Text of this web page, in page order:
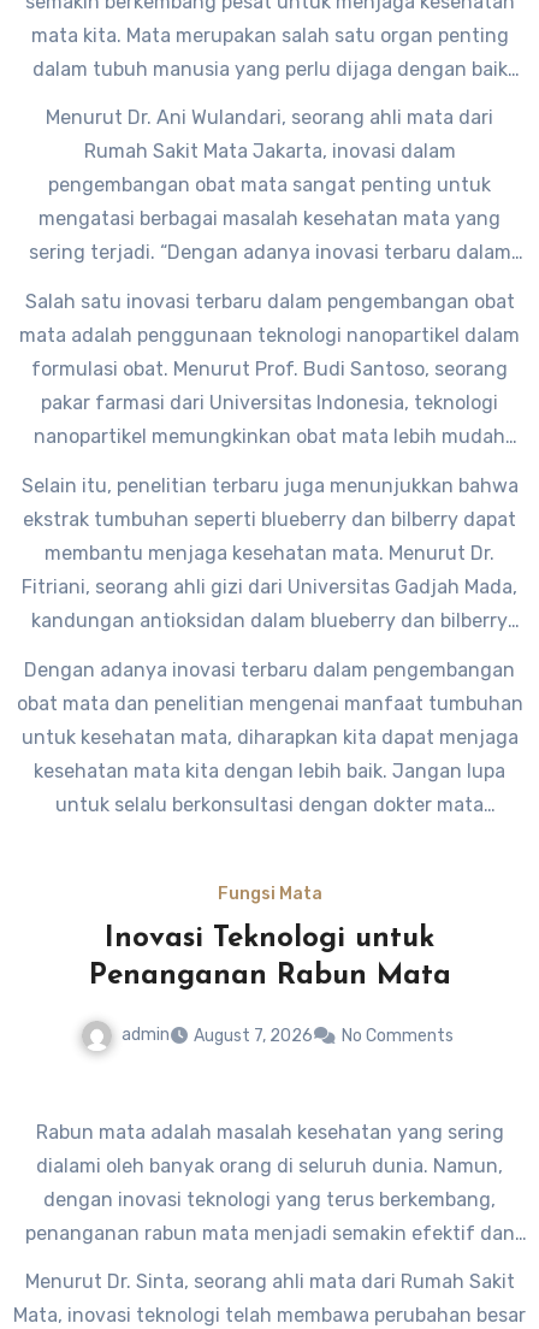
mata kita. Mata merupakan salah satu organ penting
dalam tubuh manusia yang perlu dijaga dengan baik
Menurut Dr. Ani Wulandari, seorang ahli mata dari
Rumah Sakit Mata Jakarta, inovasi dalam
pengembangan obat mata sangat penting untuk
mengatasi berbagai masalah kesehatan mata yang
sering terjadi. “Dengan adanya inovasi terbaru dalam
mengobati berbagai penyakit mata seperti katarak,
glaukoma, dan infeksi mata lainnya,” ujar Dr. Ani.
Salah satu inovasi terbaru dalam pengembangan obat
mata adalah penggunaan teknologi nanopartikel dalam
formulasi obat. Menurut Prof. Budi Santoso, seorang
pakar farmasi dari Universitas Indonesia, teknologi
nanopartikel memungkinkan obat mata lebih mudah
cepat dan efektif. “Dengan teknologi nanopartikel, obat
sakit tanpa menimbulkan efek samping yang berlebihan,”
jelas Prof. Budi.
Selain itu, penelitian terbaru juga menunjukkan bahwa
ekstrak tumbuhan seperti blueberry dan bilberry dapat
membantu menjaga kesehatan mata. Menurut Dr.
Fitriani, seorang ahli gizi dari Universitas Gadjah Mada,
kandungan antioksidan dalam blueberry dan bilberry
sinar UV dan radikal bebas. “Konsumsi blueberry dan
bilberry secara teratur dapat membantu menjaga
kesehatan mata kita,” tambah Dr. Fitriani.
Dengan adanya inovasi terbaru dalam pengembangan
obat mata dan penelitian mengenai manfaat tumbuhan
untuk kesehatan mata, diharapkan kita dapat menjaga
kesehatan mata kita dengan lebih baik. Jangan lupa
untuk selalu berkonsultasi dengan dokter mata
Semoga artikel ini bermanfaat untuk Anda.
Fungsi Mata
Inovasi Teknologi untuk
Penanganan Rabun Mata
admin August 7, 2026 No Comments
Rabun mata adalah masalah kesehatan yang sering
dialami oleh banyak orang di seluruh dunia. Namun,
dengan inovasi teknologi yang terus berkembang,
penanganan rabun mata menjadi semakin efektif dan
Menurut Dr. Sinta, seorang ahli mata dari Rumah Sakit
Mata, inovasi teknologi telah membawa perubahan besar